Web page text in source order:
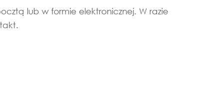
lub w formie elektronicznej. W razie